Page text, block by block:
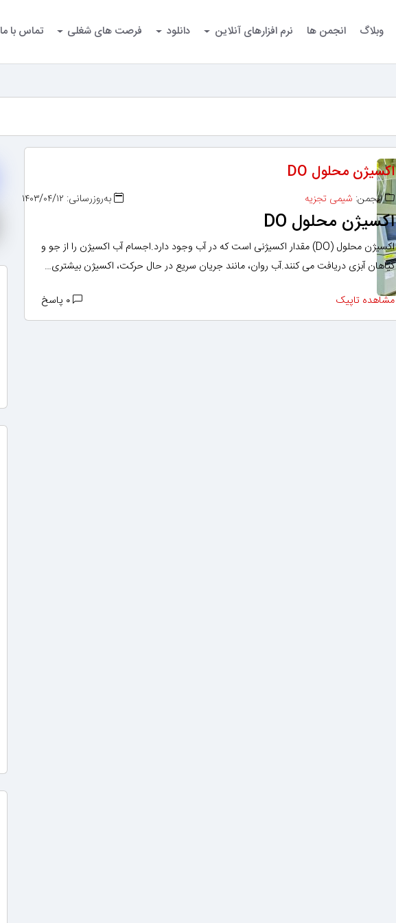
وبلاگ انجمن ها نرم افزارهای آنلاین دانلود فرصت های شغلی تماس با ما
اکسیژن محلول DO
انجمن: شیمی تجزیه به‌روزرسانی: ۱۴۰۳/۰۴/۱۲
اکسیژن محلول DO
اکسیژن محلول (DO) مقدار اکسیژنی است که در آب وجود دارد.اجسام آب اکسیژن را از جو و
گیاهان آبزی دریافت می کنند.آب روان، مانند جریان سریع در حال حرکت، اکسیژن بیشتری…
مشاهده تاپیک